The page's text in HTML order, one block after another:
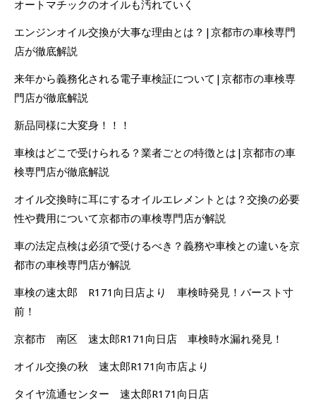
オートマチックのオイルも汚れていく
エンジンオイル交換が大事な理由とは？|京都市の車検専門
店が徹底解説
来年から義務化される電子車検証について|京都市の車検専
門店が徹底解説
新品同様に大変身！！！
車検はどこで受けられる？業者ごとの特徴とは|京都市の車
検専門店が徹底解説
オイル交換時に耳にするオイルエレメントとは？交換の必要
性や費用について京都市の車検専門店が解説
車の法定点検は必須で受けるべき？義務や車検との違いを京
都市の車検専門店が解説
車検の速太郎 R171向日店より 車検時発見！バースト寸
前！
京都市 南区 速太郎R171向日店 車検時水漏れ発見！
オイル交換の秋 速太郎R171向市店より
タイヤ流通センター 速太郎R171向日店